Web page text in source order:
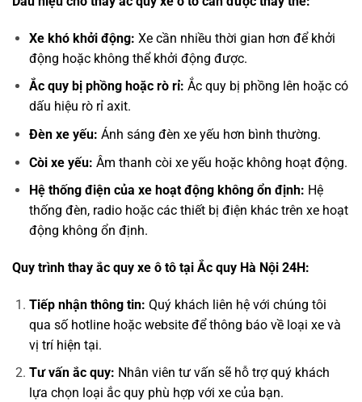
Xe khó khởi động: Xe cần nhiều thời gian hơn để khởi
động hoặc không thể khởi động được.
Ắc quy bị phồng hoặc rò rỉ: Ắc quy bị phồng lên hoặc có
dấu hiệu rò rỉ axit.
Đèn xe yếu: Ánh sáng đèn xe yếu hơn bình thường.
Còi xe yếu: Âm thanh còi xe yếu hoặc không hoạt động.
Hệ thống điện của xe hoạt động không ổn định: Hệ
thống đèn, radio hoặc các thiết bị điện khác trên xe hoạt
động không ổn định.
Quy trình thay ắc quy xe ô tô tại Ắc quy Hà Nội 24H:
Tiếp nhận thông tin: Quý khách liên hệ với chúng tôi
qua số hotline hoặc website để thông báo về loại xe và
vị trí hiện tại.
Tư vấn ắc quy: Nhân viên tư vấn sẽ hỗ trợ quý khách
lựa chọn loại ắc quy phù hợp với xe của bạn.